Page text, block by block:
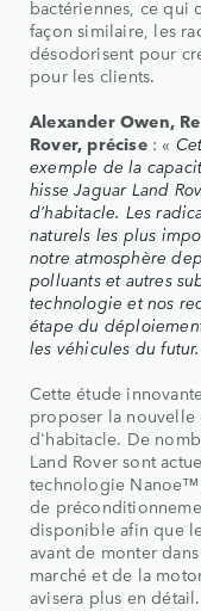
bactériennes, ce qui
façon similaire, les
désodorisent pour
pour les clients.
Alexander Owen,
Rover, précise : «
exemple de la
hisse Jaguar Land
d’habitacle. Les
naturels les plus
notre atmosphère
polluants et autres
technologie et nos
étape du
les véhicules du futur.
Cette étude
proposer la
d'habitacle. De
Land Rover sont
technologie Nanoe™
de
disponible afin que
avant de monter
marché et de la
avisera plus en détail.